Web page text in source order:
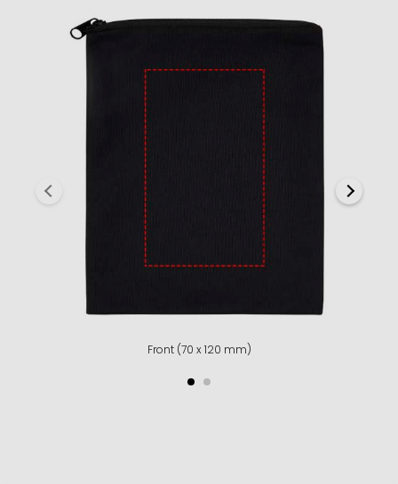
Front (70 x 120 mm)